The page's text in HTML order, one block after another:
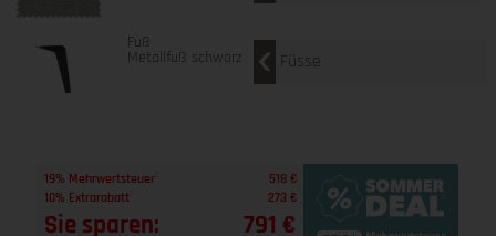
Fuß
Metallfuß schwarz Füsse
19% Mehrwertsteuer
518 €
10% Extrarabatt
273 €
Sie sparen: 791 €